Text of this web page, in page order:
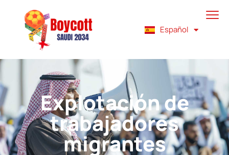
Español
English
Explotación de
trabajadores
migrantes